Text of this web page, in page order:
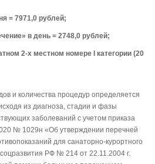
= 7971,0 рублей;
в день = 2748,0 рублей;
2-х местном номере I категории (20
и количества процедур определяется
из диагноза, стадии и фазы
заболеваний с учетом приказа
№ 1029н «Об утверждении перечней
для санаторно-курортного
РФ № 214 от 22.11.2004 г.